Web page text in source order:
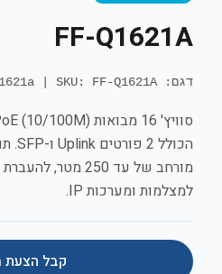
FF-Q1621A
דגם: ff-q1621aSKU: FF-Q1621A
מורחב של עד 250
למצלמות ומערכות IP.
קבל הצעת